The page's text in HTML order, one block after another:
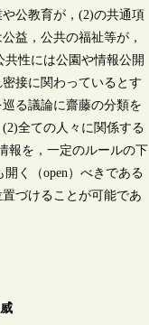
公教育が，(2)の共通項
益，公共の福祉等が，
共性には公園や情報公開
接に関わっているとす
る議論に齋藤の分類を
全ての人々に関係する
報を，一定のルールの下
く（open）べきである
づけることが可能であ